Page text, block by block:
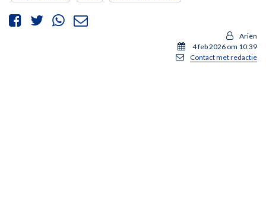
Ariën
4 feb 2026 om 10:39
Contact met redactie